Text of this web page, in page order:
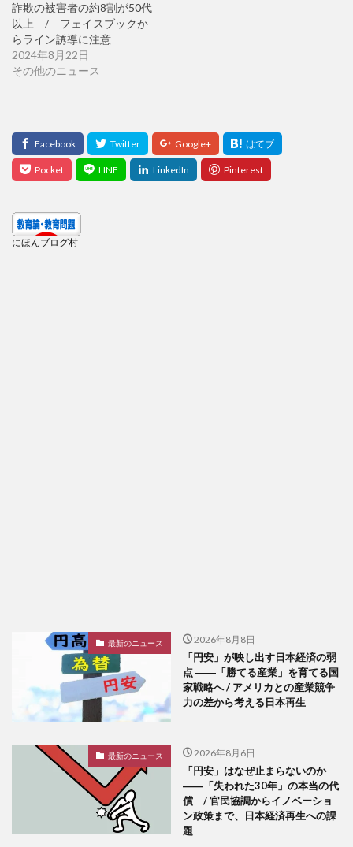
詐欺の被害者の約8割が50代
以上 / フェイスブックか
らライン誘導に注意
2024年8月22日
その他のニュース
にほんブログ村
最新のニュース 2026年8月8日
「円安」が映し出す日本経済の弱
点 ――「勝てる産業」を育てる国
家戦略へ / アメリカとの産業競争
力の差から考える日本再生
最新のニュース 2026年8月6日
「円安」はなぜ止まらないのか
――「失われた30年」の本当の代
償 / 官民協調からイノベーショ
ン政策まで、日本経済再生への課
題